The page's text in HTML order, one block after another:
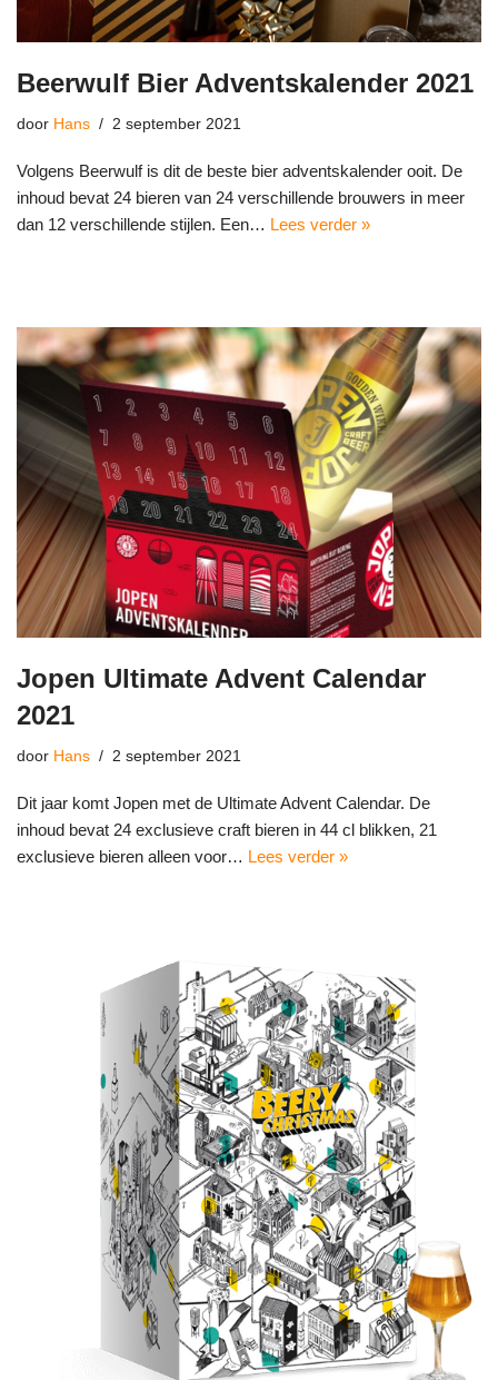
Beerwulf Bier Adventskalender 2021
door Hans 2 september 2021
Volgens Beerwulf is dit de beste bier adventskalender ooit. De
inhoud bevat 24 bieren van 24 verschillende brouwers in meer
dan 12 verschillende stijlen. Een… Lees verder »
Jopen Ultimate Advent Calendar
2021
door Hans 2 september 2021
Dit jaar komt Jopen met de Ultimate Advent Calendar. De
inhoud bevat 24 exclusieve craft bieren in 44 cl blikken, 21
exclusieve bieren alleen voor… Lees verder »